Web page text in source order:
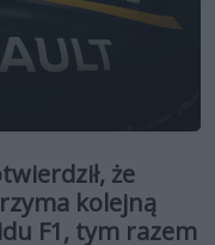
że
kolejną
F1, tym razem